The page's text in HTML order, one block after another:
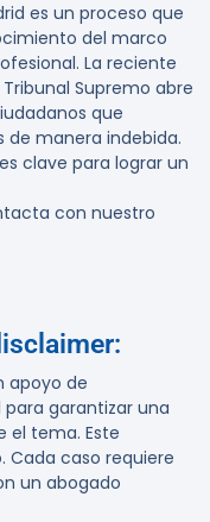
es un proceso que
del marco
La reciente
Supremo abre
que
de manera indebida.
clave para lograr un
con nuestro
apoyo de
garantizar una
el tema. Este
caso requiere
un abogado